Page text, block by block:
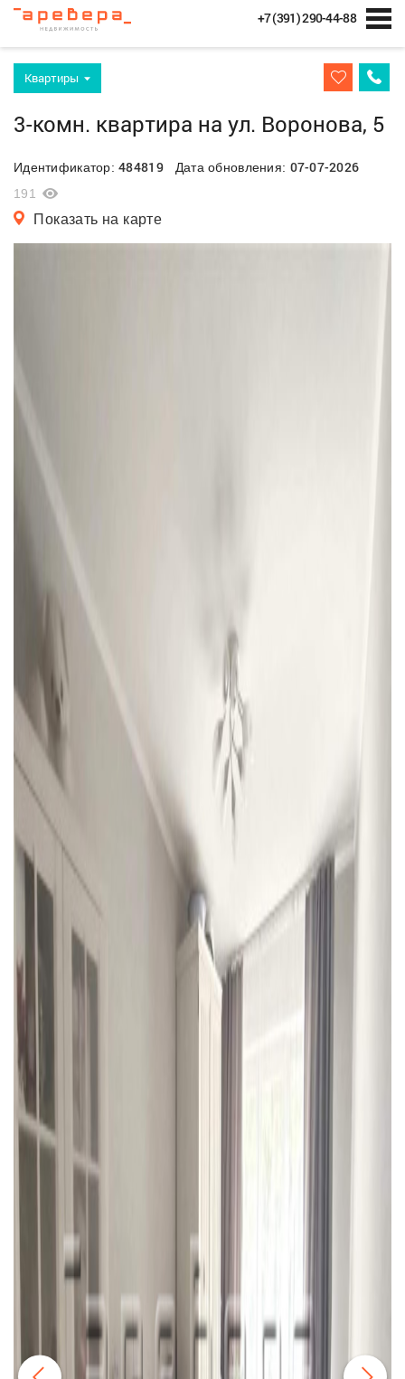
+7 (391) 290-44-88
Квартиры
3-комн. квартира на ул. Воронова, 5
Идентификатор:484819Дата обновления: 07-07-2026
191
Показать на карте